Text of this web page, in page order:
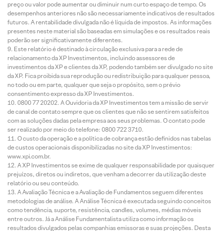
preço ou valor pode aumentar ou diminuir num curto espaço de tempo. Os
desempenhos anteriores não são necessariamente indicativos de resultados
futuros. A rentabilidade divulgada não é líquida de impostos. As informações
presentes neste material são baseadas em simulações e os resultados reais
poderão ser significativamente diferentes.
Este relatório é destinado à circulação exclusiva para a rede de
relacionamento da XP Investimentos, incluindo assessores de
investimentos da XP e clientes da XP, podendo também ser divulgado no site
da XP. Fica proibida sua reprodução ou redistribuição para qualquer pessoa,
no todo ou em parte, qualquer que seja o propósito, sem o prévio
consentimento expresso da XP Investimentos.
0800 77 20202. A Ouvidoria da XP Investimentos tem a missão de servir
de canal de contato sempre que os clientes que não se sentirem satisfeitos
com as soluções dadas pela empresa aos seus problemas. O contato pode
ser realizado por meio do telefone: 0800 722 3710.
O custo da operação e a política de cobrança estão definidos nas tabelas
de custos operacionais disponibilizadas no site da XP Investimentos:
www.xpi.com.br.
A XP Investimentos se exime de qualquer responsabilidade por quaisquer
prejuízos, diretos ou indiretos, que venham a decorrer da utilização deste
relatório ou seu conteúdo.
A Avaliação Técnica e a Avaliação de Fundamentos seguem diferentes
metodologias de análise. A Análise Técnica é executada seguindo conceitos
como tendência, suporte, resistência, candles, volumes, médias móveis
entre outros. Já a Análise Fundamentalista utiliza como informação os
resultados divulgados pelas companhias emissoras e suas projeções. Desta